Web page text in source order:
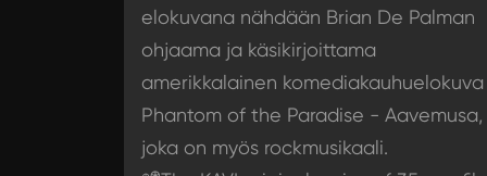
elokuvana nähdään Brian De Palman
ohjaama ja käsikirjoittama
amerikkalainen komediakauhuelokuva
Phantom of the Paradise - Aavemusa,
joka on myös rockmusikaali.